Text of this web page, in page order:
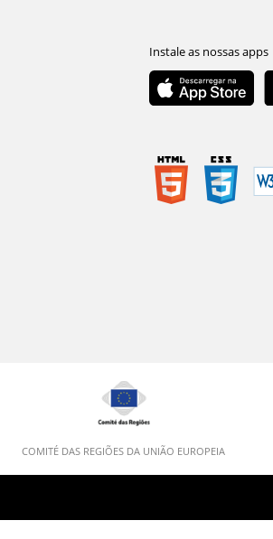
COMITÉ DAS REGIÕES DA UNIÃO EUROPEIA